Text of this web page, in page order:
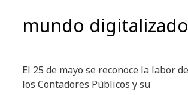
mundo digitalizado
El 25 de mayo se reconoce la labor de
los Contadores Públicos y su